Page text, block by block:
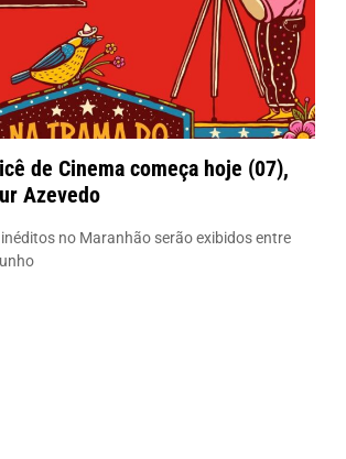
de Cinema começa hoje (07),
Azevedo
no Maranhão serão exibidos entre